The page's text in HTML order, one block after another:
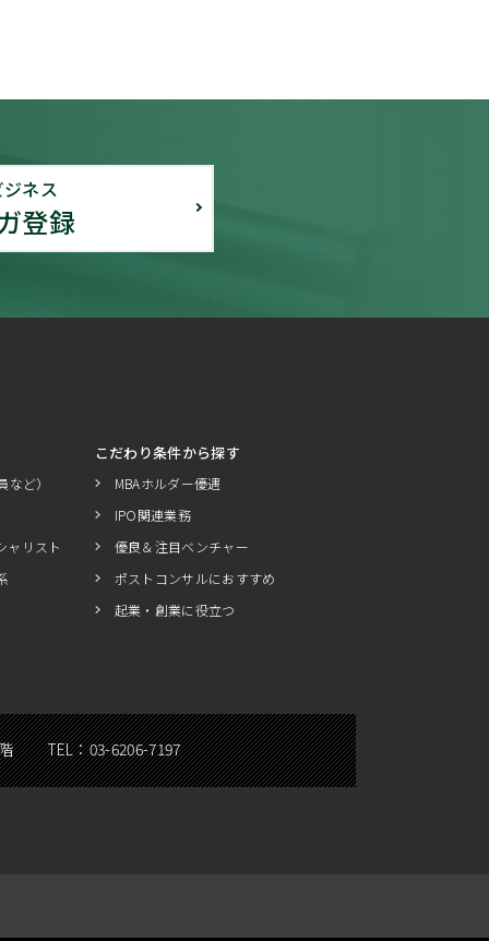
ネス
登録
ど）
ャリスト
こだわり条件から探す
MBAホルダー優遇
IPO関連業務
優良＆注目ベンチャー
ポストコンサルにおすすめ
起業・創業に役立つ
TEL：03-6206-7197